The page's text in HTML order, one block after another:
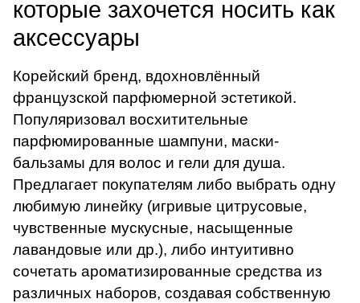
которые захочется носить как
аксессуары
Корейский бренд, вдохновлённый
французской парфюмерной эстетикой.
Популяризовал восхитительные
парфюмированные шампуни, маски-
бальзамы для волос и гели для душа.
Предлагает покупателям либо выбрать одну
любимую линейку (игривые цитрусовые,
чувственные мускусные, насыщенные
лавандовые или др.), либо интуитивно
сочетать ароматизированные средства из
различных наборов, создавая собственную